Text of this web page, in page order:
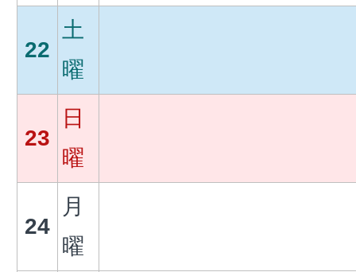
22
土
曜
23
日
曜
24
月
曜